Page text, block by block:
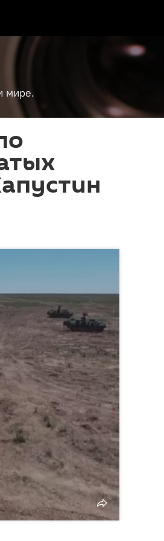
мире.